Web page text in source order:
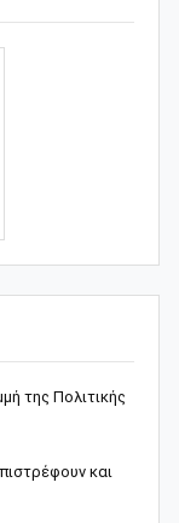
της Πολιτικής
και